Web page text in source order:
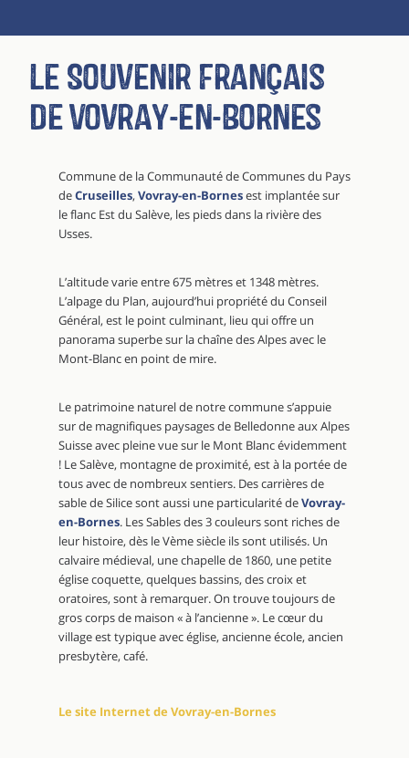
Le Souvenir Français
de Vovray-en-Bornes
Commune de la Communauté de Communes du Pays
deCruseilles,Vovray-en-Bornesest implantée sur
le flanc Est du Salève, les pieds dans la rivière des
Usses.
L’altitude varie entre 675 mètres et 1348 mètres.
L’alpage du Plan, aujourd’hui propriété du Conseil
Général, est le point culminant, lieu qui offre un
panorama superbe sur la chaîne des Alpes avec le
Mont-Blanc en point de mire.
Le patrimoine naturel de notre commune s’appuie
sur de magnifiques paysages de Belledonne aux Alpes
Suisse avec pleine vue sur le Mont Blanc évidemment
! Le Salève, montagne de proximité, est à la portée de
tous avec de nombreux sentiers. Des carrières de
sable de Silice sont aussi une particularité deVovray-
en-Bornes. Les Sables des 3 couleurs sont riches de
leur histoire, dès le Vème siècle ils sont utilisés. Un
calvaire médieval, une chapelle de 1860, une petite
église coquette, quelques bassins, des croix et
oratoires, sont à remarquer. On trouve toujours de
gros corps de maison « à l’ancienne ». Le cœur du
village est typique avec église, ancienne école, ancien
presbytère, café.
Le site Internet de Vovray-en-Bornes